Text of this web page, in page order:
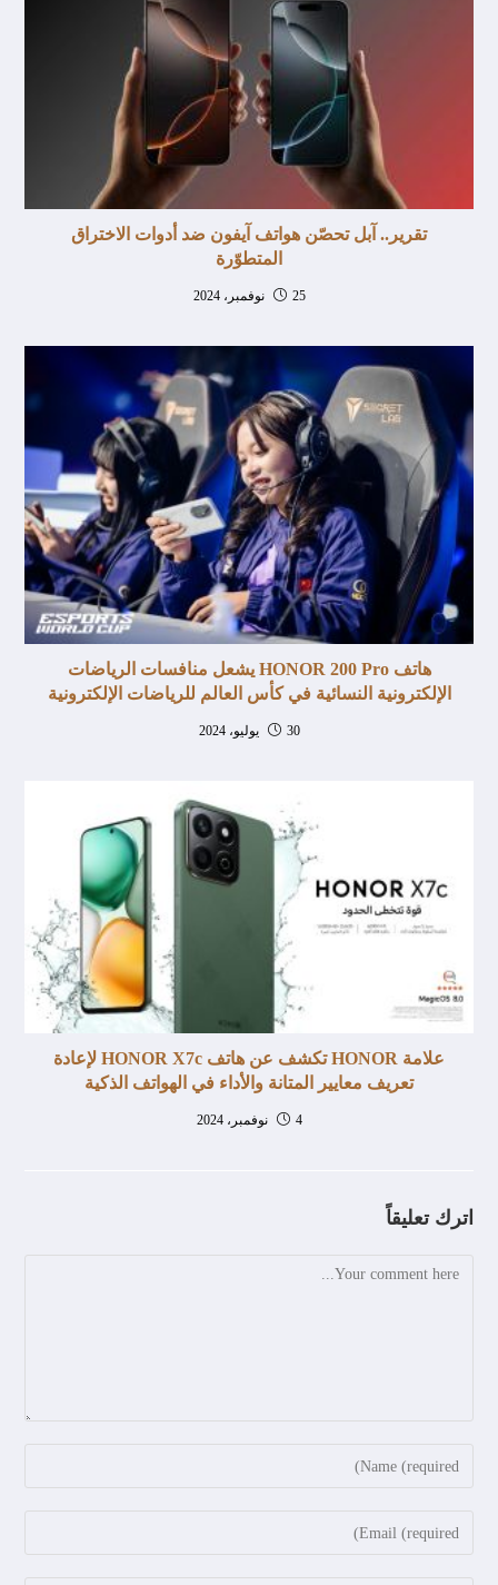
تقرير.. آبل تحصّن هواتف آيفون ضد أدوات الاختراق
المتطوّرة
25 نوفمبر، 2024
هاتف HONOR 200 Pro يشعل منافسات الرياضات
الإلكترونية النسائية في كأس العالم للرياضات الإلكترونية
30 يوليو، 2024
علامة HONOR تكشف عن هاتف HONOR X7c لإعادة
تعريف معايير المتانة والأداء في الهواتف الذكية
4 نوفمبر، 2024
اترك تعليقاً